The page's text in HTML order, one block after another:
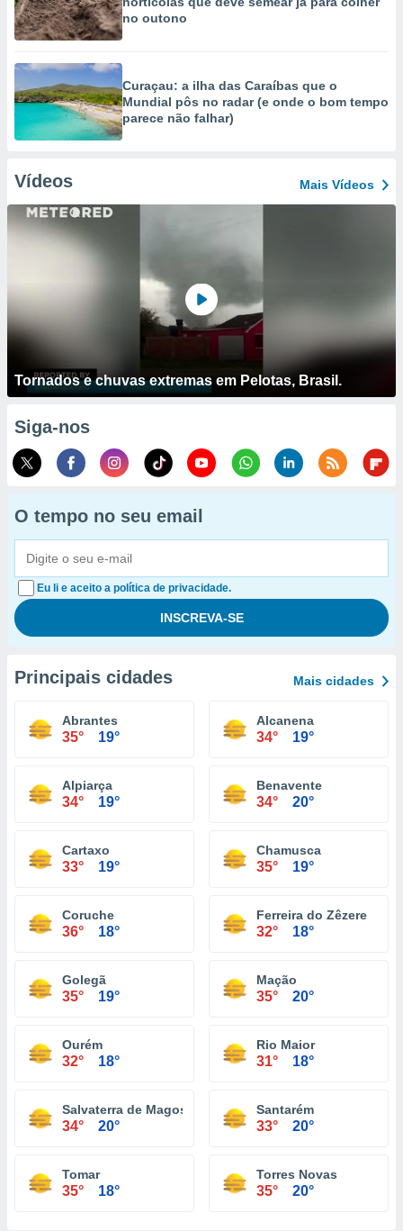
no outono
Curaçau: a ilha das Caraíbas que o
Mundial pôs no radar (e onde o bom tempo
parece não falhar)
Vídeos Mais Vídeos
Tornados e chuvas extremas em Pelotas, Brasil.
Siga-nos
O tempo no seu email
Eu li e aceito a política de privacidade.
Principais cidades Mais cidades
Abrantes
35° 19°
Alcanena
34° 19°
Alpiarça
34° 19°
Benavente
34° 20°
Cartaxo
33° 19°
Chamusca
35° 19°
Coruche
36° 18°
Ferreira do Zêzere
32° 18°
Golegã
35° 19°
Mação
35° 20°
Ourém
32° 18°
Rio Maior
31° 18°
Salvaterra de Magos
34° 20°
Santarém
33° 20°
Tomar
35° 18°
Torres Novas
35° 20°